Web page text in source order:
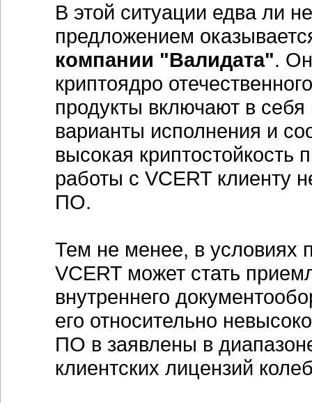
В этой ситуации едва ли
предложением
компании "Валидата".
криптоядро
продукты включают в
варианты исполнения и
высокая криптостойкость
работы с VCERT клиенту
ПО.
Тем не менее, в условиях
VCERT может стать
внутреннего
его относительно
ПО в заявлены в
клиентских лицензий